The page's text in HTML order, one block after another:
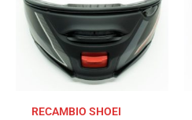
RECAMBIO SHOEI